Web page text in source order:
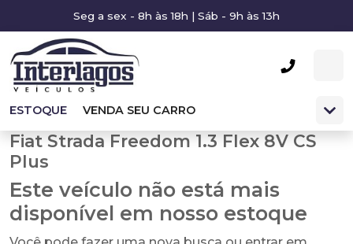
Seg a sex - 8h às 18h | Sáb - 9h às 13h
ESTOQUE VENDA SEU CARRO
Fiat Strada Freedom 1.3 Flex 8V CS
Plus
Este veículo não está mais
disponível em nosso estoque